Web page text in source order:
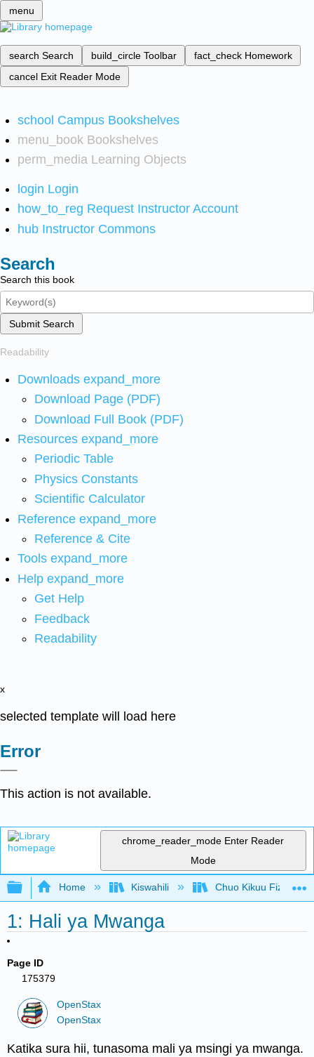
menu
search Search build_circle Toolbar fact_check Homework
cancel Exit Reader Mode
school Campus Bookshelves
menu_book Bookshelves
perm_media Learning Objects
login Login
how_to_reg Request Instructor Account
hub Instructor Commons
Search
Search this book
Submit Search
Readability
Downloads expand_more
Download Page (PDF)
Download Full Book (PDF)
Resources expand_more
Periodic Table
Physics Constants
Scientific Calculator
Reference expand_more
Reference & Cite
Tools expand_more
Help expand_more
Get Help
Feedback
Readability
x
selected template will load here
Error
This action is not available.
chrome_reader_mode Enter Reader
Mode
Expand/collapse global hierarchy
Home Kiswahili Chuo Kikuu Fizikia III
1: Hali ya Mwanga
Page ID
175379
OpenStax
OpenStax
Katika sura hii, tunasoma mali ya msingi ya mwanga.